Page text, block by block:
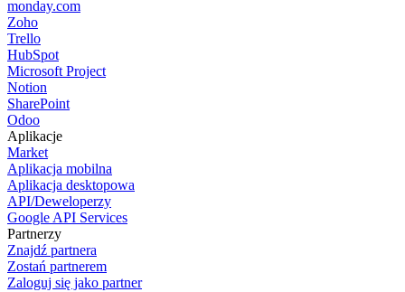
monday.com
Zoho
Trello
HubSpot
Microsoft Project
Notion
SharePoint
Odoo
Aplikacje
Market
Aplikacja mobilna
Aplikacja desktopowa
API/Deweloperzy
Google API Services
Partnerzy
Znajdź partnera
Zostań partnerem
Zaloguj się jako partner